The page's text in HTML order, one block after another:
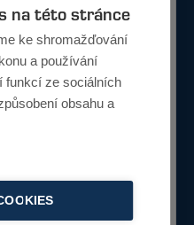
pro vás
rádi poradíme s
na této stránce
ke shromažďování
a používání
funkcí ze sociálních
obsahu a